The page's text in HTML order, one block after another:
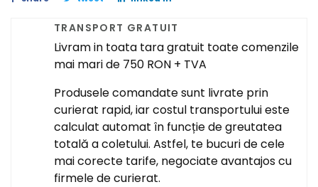
TRANSPORT GRATUIT
Livram in toata tara gratuit toate comenzile
mai mari de 750 RON + TVA
Produsele comandate sunt livrate prin
curierat rapid, iar costul transportului este
calculat automat în funcție de greutatea
totală a coletului. Astfel, te bucuri de cele
mai corecte tarife, negociate avantajos cu
firmele de curierat.